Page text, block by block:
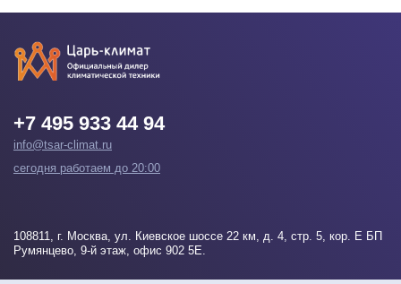
+7 495 933 44 94
info@tsar-climat.ru
сегодня работаем до 20:00
108811, г. Москва, ул. Киевское шоссе 22 км, д. 4, стр. 5, кор. Е БП
Румянцево, 9-й этаж, офис 902 5Е.